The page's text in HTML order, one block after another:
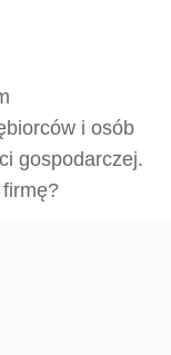
i osób
gospodarczej.
firmę?